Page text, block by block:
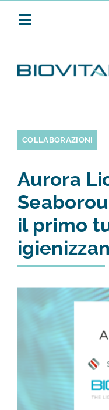
Toggle
SANIFICAZIONE
PRODOTTI
APPLICAZIONI
TEST E STUDI
CHI SIAMO
COLLABORAZIONI
Aurora
il primo